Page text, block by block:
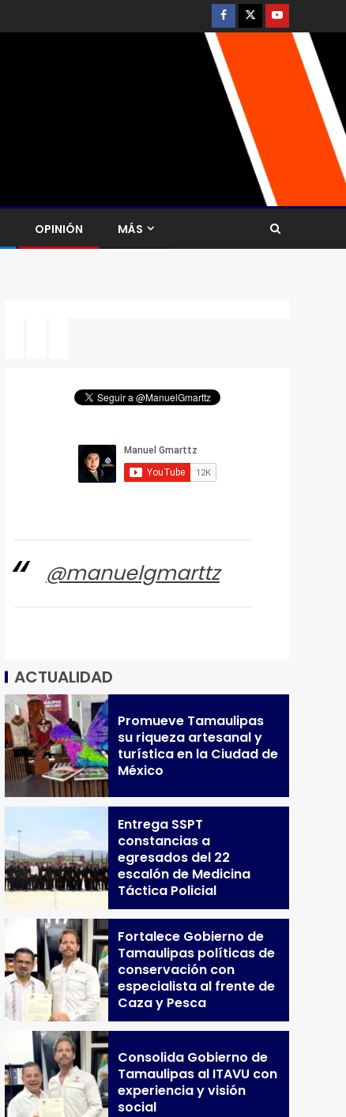
OPINIÓN MÁS
@manuelgmarttz
ACTUALIDAD
Promueve Tamaulipas
su riqueza artesanal y
turística en la Ciudad de
México
Entrega SSPT
constancias a
egresados del 22
escalón de Medicina
Táctica Policial
Fortalece Gobierno de
Tamaulipas políticas de
conservación con
especialista al frente de
Caza y Pesca
Consolida Gobierno de
Tamaulipas al ITAVU con
experiencia y visión
social